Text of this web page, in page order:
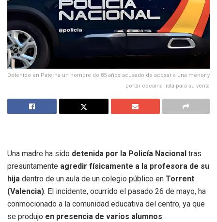
Detenido en Paterna un hombre de 85 años acusado de acosar a una menor y
portar cocaína lista para su venta
Una madre ha sido detenida por la Policía Nacional tras
presuntamente agredir físicamente a la profesora de su
hija dentro de un aula de un colegio público en Torrent
(Valencia). El incidente, ocurrido el pasado 26 de mayo, ha
conmocionado a la comunidad educativa del centro, ya que
se produjo en presencia de varios alumnos.